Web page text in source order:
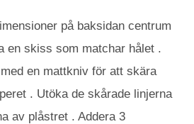
på baksidan centrum
en skiss som matchar hålet .
en mattkniv för att skära
. Utöka de skårade linjerna
av plåstret . Addera 3